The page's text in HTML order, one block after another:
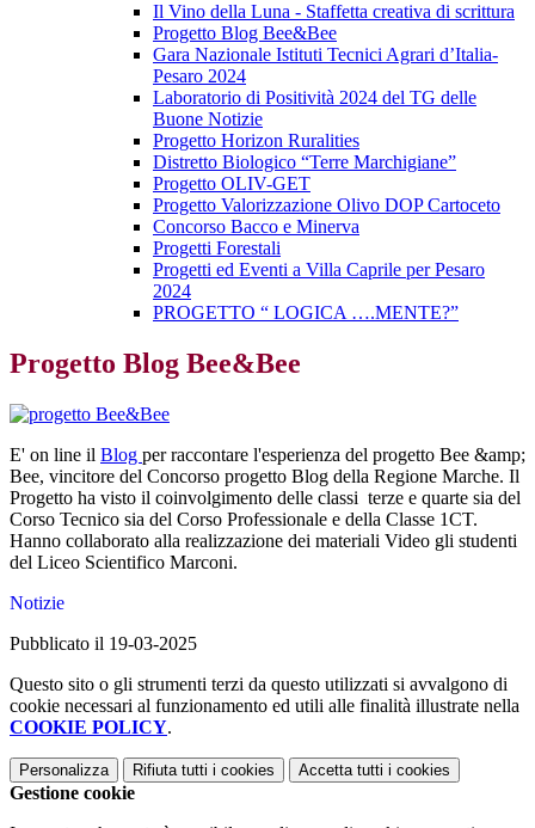
Il Vino della Luna - Staffetta creativa di scrittura
Progetto Blog Bee&Bee
Gara Nazionale Istituti Tecnici Agrari d’Italia-
Pesaro 2024
Laboratorio di Positività 2024 del TG delle
Buone Notizie
Progetto Horizon Ruralities
Distretto Biologico “Terre Marchigiane”
Progetto OLIV-GET
Progetto Valorizzazione Olivo DOP Cartoceto
Concorso Bacco e Minerva
Progetti Forestali
Progetti ed Eventi a Villa Caprile per Pesaro
2024
PROGETTO “ LOGICA ….MENTE?”
Progetto Blog Bee&Bee
E' on line il Blog per raccontare l'esperienza del progetto Bee &amp;
Bee, vincitore del Concorso progetto Blog della Regione Marche. Il
Progetto ha visto il coinvolgimento delle classi terze e quarte sia del
Corso Tecnico sia del Corso Professionale e della Classe 1CT.
Hanno collaborato alla realizzazione dei materiali Video gli studenti
del Liceo Scientifico Marconi.
Notizie
Pubblicato il 19-03-2025
Questo sito o gli strumenti terzi da questo utilizzati si avvalgono di
cookie necessari al funzionamento ed utili alle finalità illustrate nella
COOKIE POLICY.
Personalizza Rifiuta tutti i cookies Accetta tutti i cookies
Gestione cookie